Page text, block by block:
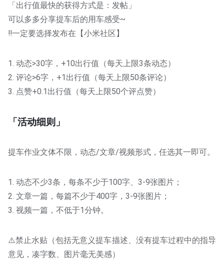
「出行值最快的获得方式是：发帖」
可以多多分享提车后的用车感受~
‼️一定要选择发布在【小米社区】
1. 动态>30字，+10出行值（每天上限3条动态）
2. 评论>6字，+1出行值（每天上限50条评论）
3. 点赞+0.1出行值（每天上限50个评点赞）
「活动细则」
提车作业文体不限，动态/文章/视频形式，任选其一即可。
1. 动态不少3条，每条不少于100字、3-9张图片；
2. 文章一篇，每篇不少于400字，3-9张图片；
3. 视频一篇，不低于1分钟。
⚠️禁止水贴（包括无意义提车描述、没有提车过程中的指导
意见，凑字数、图片毫无美感）